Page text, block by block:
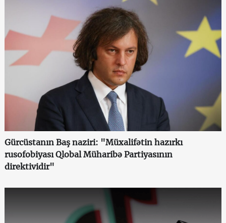
Gürcüstanın Baş naziri: "Müxalifətin hazırkı
rusofobiyası Qlobal Müharibə Partiyasının
direktividir"